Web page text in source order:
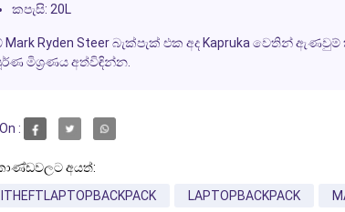
කපැසි: 20L
Mark Ryden Steer බැක්පැක් එක අද Kapruka වෙතින්
මිශ්‍රණය අත්විඳින්න.
:
අයත්:
LAPTOPBACKPACK